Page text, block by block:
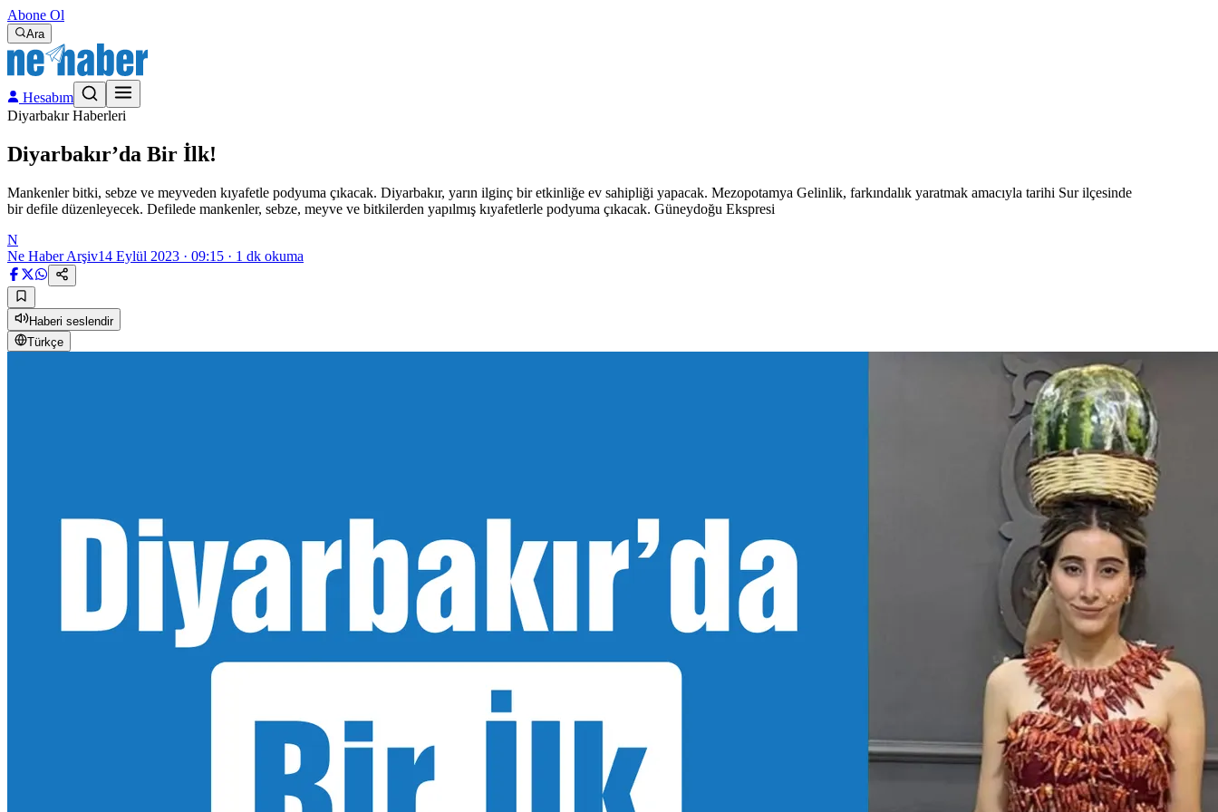
Abone Ol
Ara
Hesabım
Diyarbakır Haberleri
Diyarbakır’da Bir İlk!
Mankenler bitki, sebze ve meyveden kıyafetle podyuma çıkacak. Diyarbakır, yarın ilginç bir etkinliğe ev sahipliği yapacak. Mezopotamya Gelinlik, farkındalık yaratmak amacıyla tarihi Sur ilçesinde
bir defile düzenleyecek. Defilede mankenler, sebze, meyve ve bitkilerden yapılmış kıyafetlerle podyuma çıkacak. Güneydoğu Ekspresi
N
Ne Haber Arşiv14 Eylül 2023 · 09:15 · 1 dk okuma
Haberi seslendir
Türkçe